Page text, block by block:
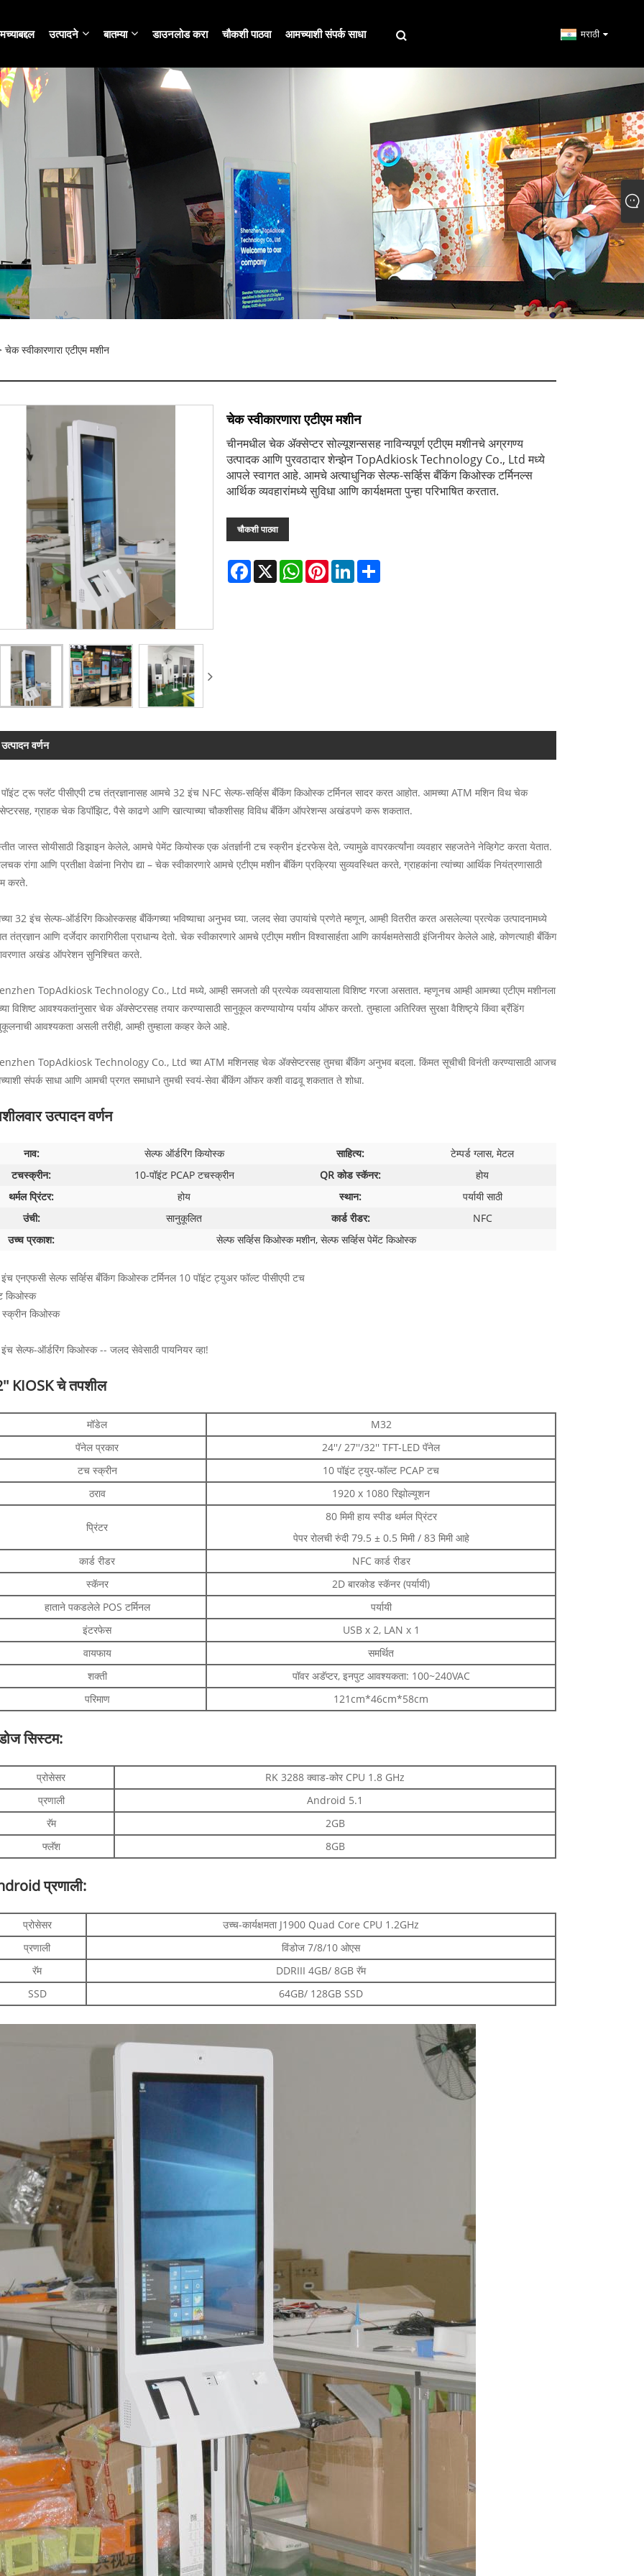
उत्पादने बातम्या डाउनलोड करा चौकशी पाठवा आमच्याशी संपर्क साधा मराठी
चेक स्वीकारणारा एटीएम मशीन
चेक स्वीकारणारा एटीएम मशीन
चीनमधील चेक ॲक्सेप्टर सोल्यूशन्ससह नाविन्यपूर्ण एटीएम मशीनचे अग्रगण्य
उत्पादक आणि पुरवठादार शेन्झेन TopAdkiosk Technology Co., Ltd मध्ये
आपले स्वागत आहे. आमचे अत्याधुनिक सेल्फ-सर्व्हिस बँकिंग किओस्क टर्मिनल्स
आर्थिक व्यवहारांमध्ये सुविधा आणि कार्यक्षमता पुन्हा परिभाषित करतात.
चौकशी पाठवा
Facebook
X WhatsAppPinterestLinkedInShare
उत्पादन वर्णन
ट्रू फ्लॅट पीसीएपी टच तंत्रज्ञानासह आमचे 32 इंच NFC सेल्फ-सर्व्हिस बँकिंग किओस्क टर्मिनल सादर करत आहोत. आमच्या ATM मशिन विथ चेक
ग्राहक चेक डिपॉझिट, पैसे काढणे आणि खात्याच्या चौकशीसह विविध बँकिंग ऑपरेशन्स अखंडपणे करू शकतात.
जास्त सोयीसाठी डिझाइन केलेले, आमचे पेमेंट कियोस्क एक अंतर्ज्ञानी टच स्क्रीन इंटरफेस देते, ज्यामुळे वापरकर्त्यांना व्यवहार सहजतेने नेव्हिगेट करता येतात.
रांगा आणि प्रतीक्षा वेळांना निरोप द्या – चेक स्वीकारणारे आमचे एटीएम मशीन बँकिंग प्रक्रिया सुव्यवस्थित करते, ग्राहकांना त्यांच्या आर्थिक नियंत्रणासाठी
करते.
32 इंच सेल्फ-ऑर्डरिंग किओस्कसह बँकिंगच्या भविष्याचा अनुभव घ्या. जलद सेवा उपायांचे प्रणेते म्हणून, आम्ही वितरीत करत असलेल्या प्रत्येक उत्पादनामध्ये
तंत्रज्ञान आणि दर्जेदार कारागिरीला प्राधान्य देतो. चेक स्वीकारणारे आमचे एटीएम मशीन विश्वासार्हता आणि कार्यक्षमतेसाठी इंजिनीयर केलेले आहे, कोणत्याही बँकिंग
अखंड ऑपरेशन सुनिश्चित करते.
TopAdkiosk Technology Co., Ltd मध्ये, आम्ही समजतो की प्रत्येक व्यवसायाला विशिष्ट गरजा असतात. म्हणूनच आम्ही आमच्या एटीएम मशीनला
विशिष्ट आवश्यकतांनुसार चेक ॲक्सेप्टरसह तयार करण्यासाठी सानुकूल करण्यायोग्य पर्याय ऑफर करतो. तुम्हाला अतिरिक्त सुरक्षा वैशिष्ट्ये किंवा ब्रँडिंग
आवश्यकता असली तरीही, आम्ही तुम्हाला कव्हर केले आहे.
TopAdkiosk Technology Co., Ltd च्या ATM मशिनसह चेक ॲक्सेप्टरसह तुमचा बँकिंग अनुभव बदला. किंमत सूचीची विनंती करण्यासाठी आजच
संपर्क साधा आणि आमची प्रगत समाधाने तुमची स्वयं-सेवा बँकिंग ऑफर कशी वाढवू शकतात ते शोधा.
उत्पादन वर्णन
नाव: सेल्फ ऑर्डरिंग कियोस्क साहित्य:
टेम्पर्ड ग्लास, मेटल
टचस्क्रीन:
10-पॉइंट PCAP टचस्क्रीन QR कोड स्कॅनर:
होय
थर्मल प्रिंटर:
होय स्थान:
पर्यायी साठी
उंची:
सानुकूलित कार्ड रीडर:
NFC
उच्च प्रकाश:
सेल्फ सर्व्हिस किओस्क मशीन, सेल्फ सर्व्हिस पेमेंट किओस्क
एनएफसी सेल्फ सर्व्हिस बँकिंग किओस्क टर्मिनल 10 पॉइंट ट्युअर फॉल्ट पीसीएपी टच
किओस्क
किओस्क
सेल्फ-ऑर्डरिंग किओस्क -- जलद सेवेसाठी पायनियर व्हा!
KIOSK चे तपशील
मॉडेल
M32
पॅनेल प्रकार
24''/ 27''/32'' TFT-LED पॅनेल
टच स्क्रीन
10 पॉइंट ट्युर-फॉल्ट PCAP टच
ठराव
1920 x 1080 रिझोल्यूशन
प्रिंटर
80 मिमी हाय स्पीड थर्मल प्रिंटर
पेपर रोलची रुंदी 79.5 ± 0.5 मिमी / 83 मिमी आहे
कार्ड रीडर
NFC कार्ड रीडर
स्कॅनर
2D बारकोड स्कॅनर (पर्यायी)
हाताने पकडलेले POS टर्मिनल
पर्यायी
इंटरफेस
USB x 2, LAN x 1
वायफाय
समर्थित
शक्ती
पॉवर अडॅप्टर, इनपुट आवश्यकता: 100~240VAC
परिमाण
121cm*46cm*58cm
सिस्टम:
प्रोसेसर
RK 3288 क्वाड-कोर CPU 1.8 GHz
प्रणाली
Android 5.1
रॅम
2GB
फ्लॅश
8GB
प्रणाली:
प्रोसेसर
उच्च-कार्यक्षमता J1900 Quad Core CPU 1.2GHz
प्रणाली
विंडोज 7/8/10 ओएस
रॅम
DDRIII 4GB/ 8GB रॅम
SSD
64GB/ 128GB SSD